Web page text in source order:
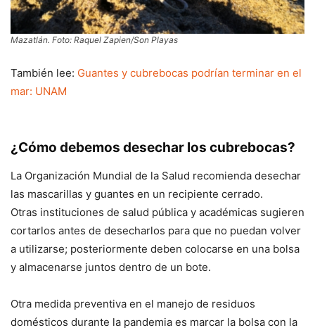
Mazatlán. Foto: Raquel Zapien/Son Playas
También lee: Guantes y cubrebocas podrían terminar en el
mar: UNAM
¿Cómo debemos desechar los cubrebocas?
La Organización Mundial de la Salud recomienda desechar
las mascarillas y guantes en un recipiente cerrado.
Otras instituciones de salud pública y académicas sugieren
cortarlos antes de desecharlos para que no puedan volver
a utilizarse; posteriormente deben colocarse en una bolsa
y almacenarse juntos dentro de un bote.
Otra medida preventiva en el manejo de residuos
domésticos durante la pandemia es marcar la bolsa con la